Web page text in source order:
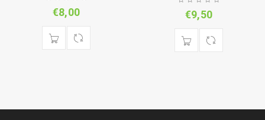
€8,00 €9,50